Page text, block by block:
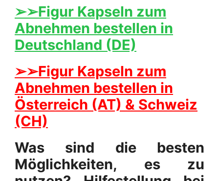
➢➢Figur Kapseln zum
Abnehmen bestellen in
Deutschland (DE)
➢➢Figur Kapseln zum
Abnehmen bestellen in
Österreich (AT) & Schweiz
(CH)
Was sind die besten
Möglichkeiten, es zu